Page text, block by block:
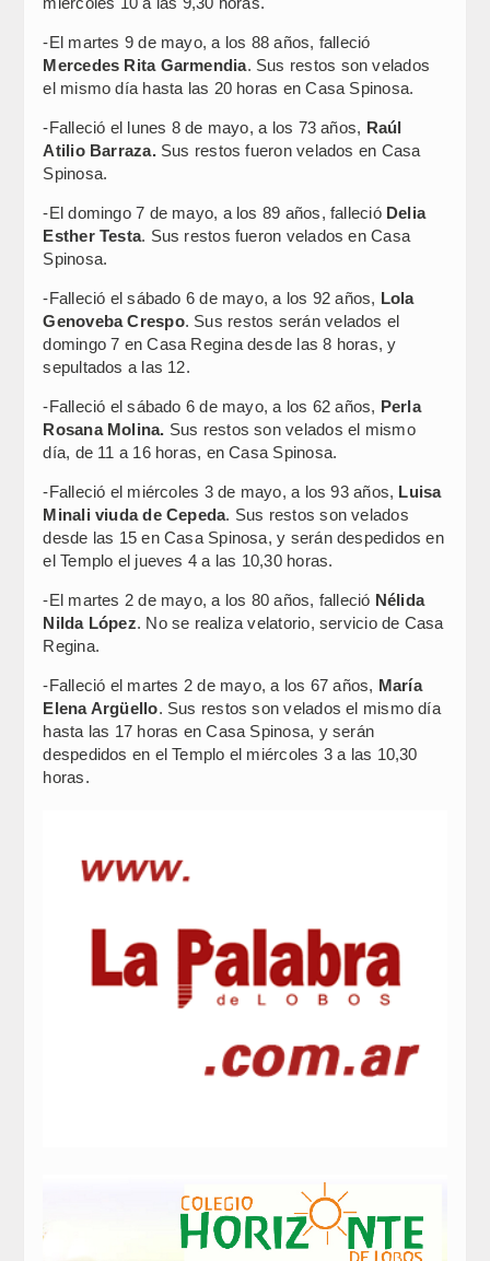
-El martes 9 de mayo, a los 88 años, falleció
Mercedes Rita Garmendia. Sus restos son velados
el mismo día hasta las 20 horas en Casa Spinosa.
-Falleció el lunes 8 de mayo, a los 73 años, Raúl
Atilio Barraza.Sus restos fueron velados en Casa
Spinosa.
-El domingo 7 de mayo, a los 89 años, falleció Delia
Esther Testa. Sus restos fueron velados en Casa
Spinosa.
-Falleció el sábado 6 de mayo, a los 92 años, Lola
Genoveba Crespo. Sus restos serán velados el
domingo 7 en Casa Regina desde las 8 horas, y
sepultados a las 12.
-Falleció el sábado 6 de mayo, a los 62 años, Perla
Rosana Molina. Sus restos son velados el mismo
día, de 11 a 16 horas, en Casa Spinosa.
-Falleció el miércoles 3 de mayo, a los 93 años, Luisa
Minali viuda de Cepeda. Sus restos son velados
desde las 15 en Casa Spinosa, y serán despedidos en
el Templo el jueves 4 a las 10,30 horas.
-El martes 2 de mayo, a los 80 años, falleció Nélida
Nilda López. No se realiza velatorio, servicio de Casa
Regina.
-Falleció el martes 2 de mayo, a los 67 años, María
Elena Argüello. Sus restos son velados el mismo día
hasta las 17 horas en Casa Spinosa, y serán
despedidos en el Templo el miércoles 3 a las 10,30
horas.